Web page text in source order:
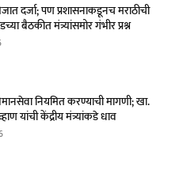
दर्जा; पण प्रशासनाकडूनच मराठीची
बैठकीत मंत्र्यांसमोर गंभीर प्रश्न
नियमित करण्याची मागणी; खा.
यांची केंद्रीय मंत्र्यांकडे धाव